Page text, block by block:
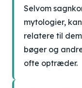
Selvom
mytologier,
relatere til
bøger og
ofte optræder.